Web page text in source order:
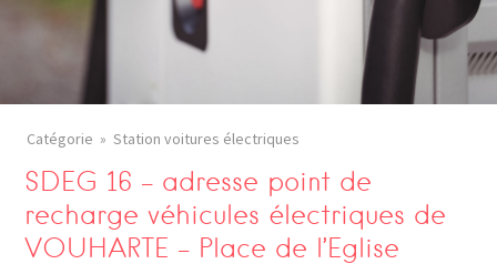
Catégorie Station voitures électriques
SDEG 16 – adresse point de
recharge véhicules électriques de
VOUHARTE – Place de l’Eglise